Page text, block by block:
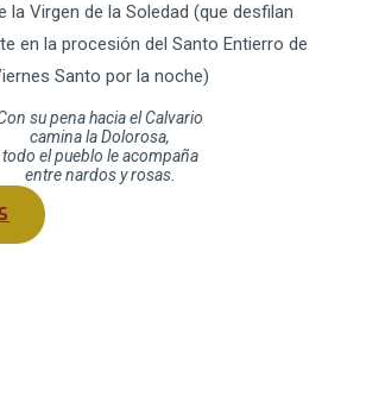
la Virgen de la Soledad (que desfilan
en la procesión del Santo Entierro de
Santo por la noche)
su pena hacia el Calvario
camina la Dolorosa,
todo el pueblo le acompaña
entre nardos y rosas.